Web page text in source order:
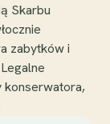
Skarbu
zabytków i
konserwatora,